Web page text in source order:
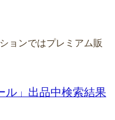
ョンではプレミアム販
ル」出品中検索結果